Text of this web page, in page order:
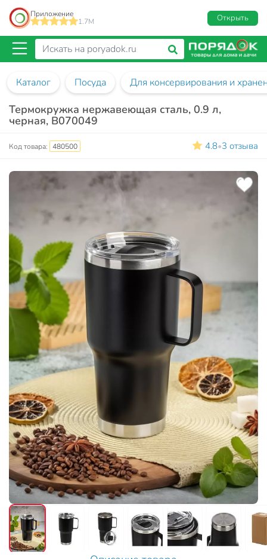
Приложение
1.7M
Открыть
Каталог Посуда Для консервирования и
Термокружка нержавеющая сталь, 0.9 л,
черная, B070049
Код товара: 480500 4.8•3 отзыва